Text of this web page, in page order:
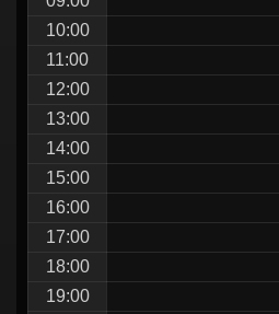
10:00
11:00
12:00
13:00
14:00
15:00
16:00
17:00
18:00
19:00